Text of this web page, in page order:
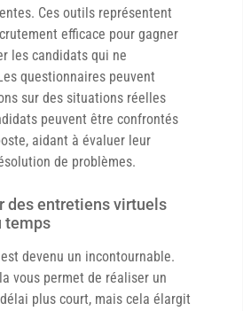
Ces outils représentent
efficace pour gagner
les candidats qui ne
questionnaires peuvent
sur des situations réelles
peuvent être confrontés
aidant à évaluer leur
de problèmes.
des entretiens virtuels
temps
devenu un incontournable.
vous permet de réaliser un
plus court, mais cela élargit